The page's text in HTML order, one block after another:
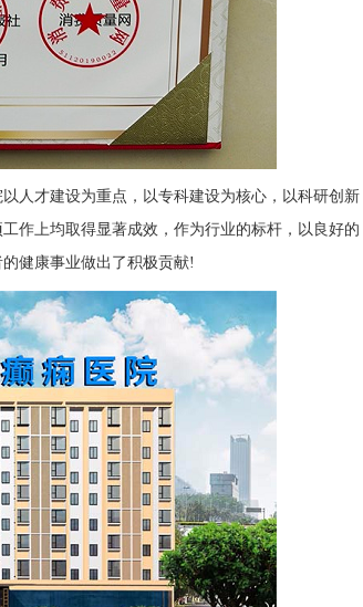
人才建设为重点，以专科建设为核心，以科研创新
作上均取得显著成效，作为行业的标杆，以良好的
健康事业做出了积极贡献!